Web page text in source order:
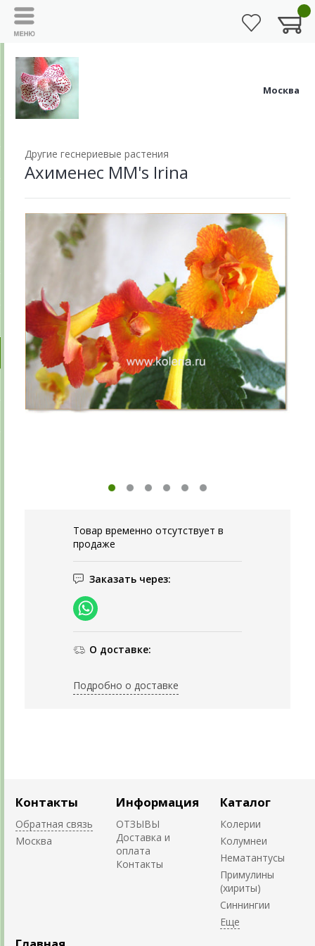
Москва
Другие геснериевые растения
Ахименес MM's Irina
Товар временно отсутствует в
продаже
Заказать через:
О доставке:
Подробно о доставке
Контакты
Обратная связь
Москва
Информация
ОТЗЫВЫ
Доставка и
оплата
Контакты
Каталог
Колерии
Колумнеи
Нематантусы
Примулины
(хириты)
Синнингии